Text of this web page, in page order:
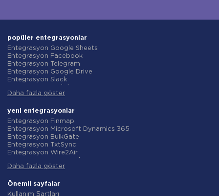
popüler entegrasyonlar
Entegrasyon Google Sheets
Entegrasyon Facebook
Entegrasyon Telegram
Entegrasyon Google Drive
Entegrasyon Slack
Entegrasyon Gmail
Entegrasyon ClickUp
Entegrasyon Airtable
Entegrasyon Google Contacts
Entegrasyon OpenAI (ChatGPT)
Entegrasyon Instagram
Entegrasyon ActiveCampaign
Entegrasyon Typeform
Entegrasyon Salesforce CRM
Entegrasyon Notion
Daha fazla göster
yeni entegrasyonlar
Entegrasyon Finmap
Entegrasyon Microsoft Dynamics 365
Entegrasyon BulkGate
Entegrasyon TxtSync
Entegrasyon Wire2Air
Entegrasyon Infobip
Entegrasyon AtomPark
Entegrasyon TXTImpact
Daha fazla göster
Önemli sayfalar
Kullanım Şartları